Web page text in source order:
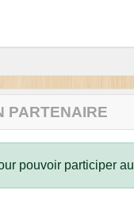
PARTENAIRE
pouvoir participer